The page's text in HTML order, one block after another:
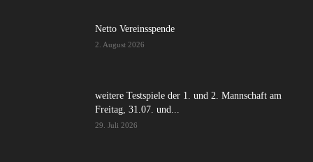
Netto Vereinsspende
2. August 2026
weitere Testspiele der 1. und 2. Mannschaft am
Freitag, 31.07. und...
29. Juli 2026